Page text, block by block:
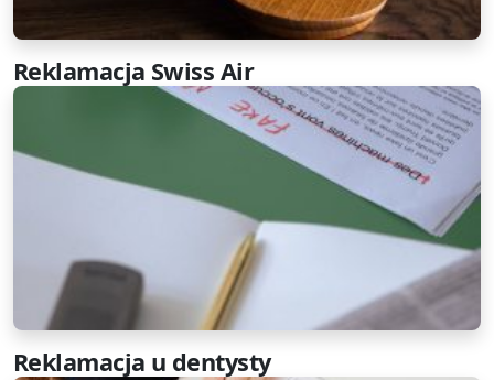
Reklamacja Swiss Air
Reklamacja u dentysty